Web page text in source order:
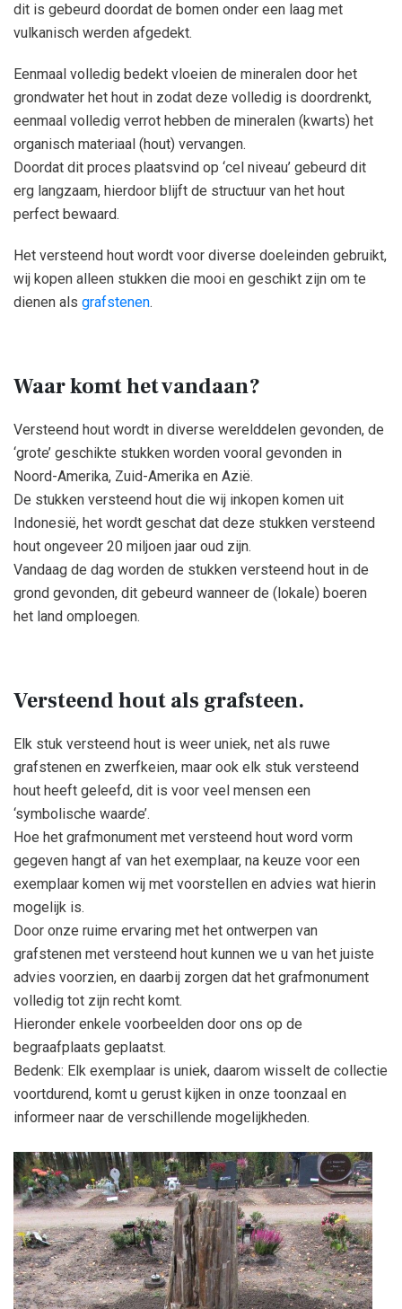
dit is gebeurd doordat de bomen onder een laag met
vulkanisch werden afgedekt.
Eenmaal volledig bedekt vloeien de mineralen door het
grondwater het hout in zodat deze volledig is doordrenkt,
eenmaal volledig verrot hebben de mineralen (kwarts) het
organisch materiaal (hout) vervangen.
Doordat dit proces plaatsvind op ‘cel niveau’ gebeurd dit
erg langzaam, hierdoor blijft de structuur van het hout
perfect bewaard.
Het versteend hout wordt voor diverse doeleinden gebruikt,
wij kopen alleen stukken die mooi en geschikt zijn om te
dienen als grafstenen.
Waar komt het vandaan?
Versteend hout wordt in diverse werelddelen gevonden, de
‘grote’ geschikte stukken worden vooral gevonden in
Noord-Amerika, Zuid-Amerika en Azië.
De stukken versteend hout die wij inkopen komen uit
Indonesië, het wordt geschat dat deze stukken versteend
hout ongeveer 20 miljoen jaar oud zijn.
Vandaag de dag worden de stukken versteend hout in de
grond gevonden, dit gebeurd wanneer de (lokale) boeren
het land omploegen.
Versteend hout als grafsteen.
Elk stuk versteend hout is weer uniek, net als ruwe
grafstenen en zwerfkeien, maar ook elk stuk versteend
hout heeft geleefd, dit is voor veel mensen een
‘symbolische waarde’.
Hoe het grafmonument met versteend hout word vorm
gegeven hangt af van het exemplaar, na keuze voor een
exemplaar komen wij met voorstellen en advies wat hierin
mogelijk is.
Door onze ruime ervaring met het ontwerpen van
grafstenen met versteend hout kunnen we u van het juiste
advies voorzien, en daarbij zorgen dat het grafmonument
volledig tot zijn recht komt.
Hieronder enkele voorbeelden door ons op de
begraafplaats geplaatst.
Bedenk: Elk exemplaar is uniek, daarom wisselt de collectie
voortdurend, komt u gerust kijken in onze toonzaal en
informeer naar de verschillende mogelijkheden.